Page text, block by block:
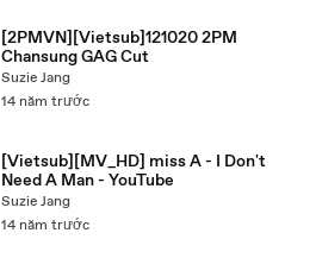
[2PMVN][Vietsub]121020 2PM
Chansung GAG Cut
Suzie Jang
14 năm trước
[Vietsub][MV_HD] miss A - I Don't
Need A Man - YouTube
Suzie Jang
14 năm trước